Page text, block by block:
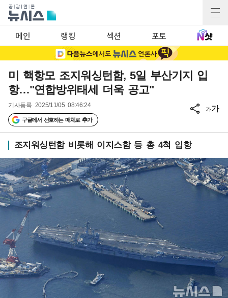
메인 랭킹 섹션 포토
미 핵항모 조지워싱턴함, 5일 부산기지 입
항…"연합방위태세 더욱 공고"
기사등록 2025/11/05 08:46:24
구글에서 선호하는 매체로 추가
가가
조지워싱턴함 비롯해 이지스함 등 총 4척 입항